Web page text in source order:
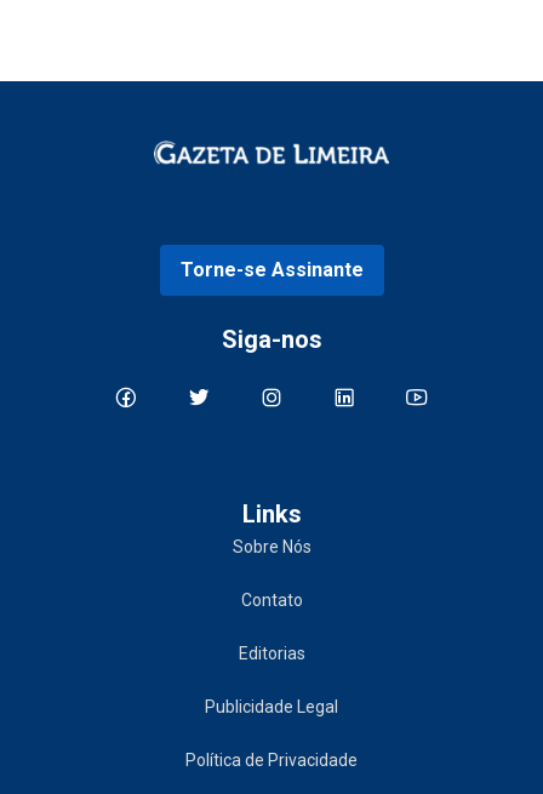
Torne-se Assinante
Siga-nos
Links
Sobre Nós
Contato
Editorias
Publicidade Legal
Política de Privacidade